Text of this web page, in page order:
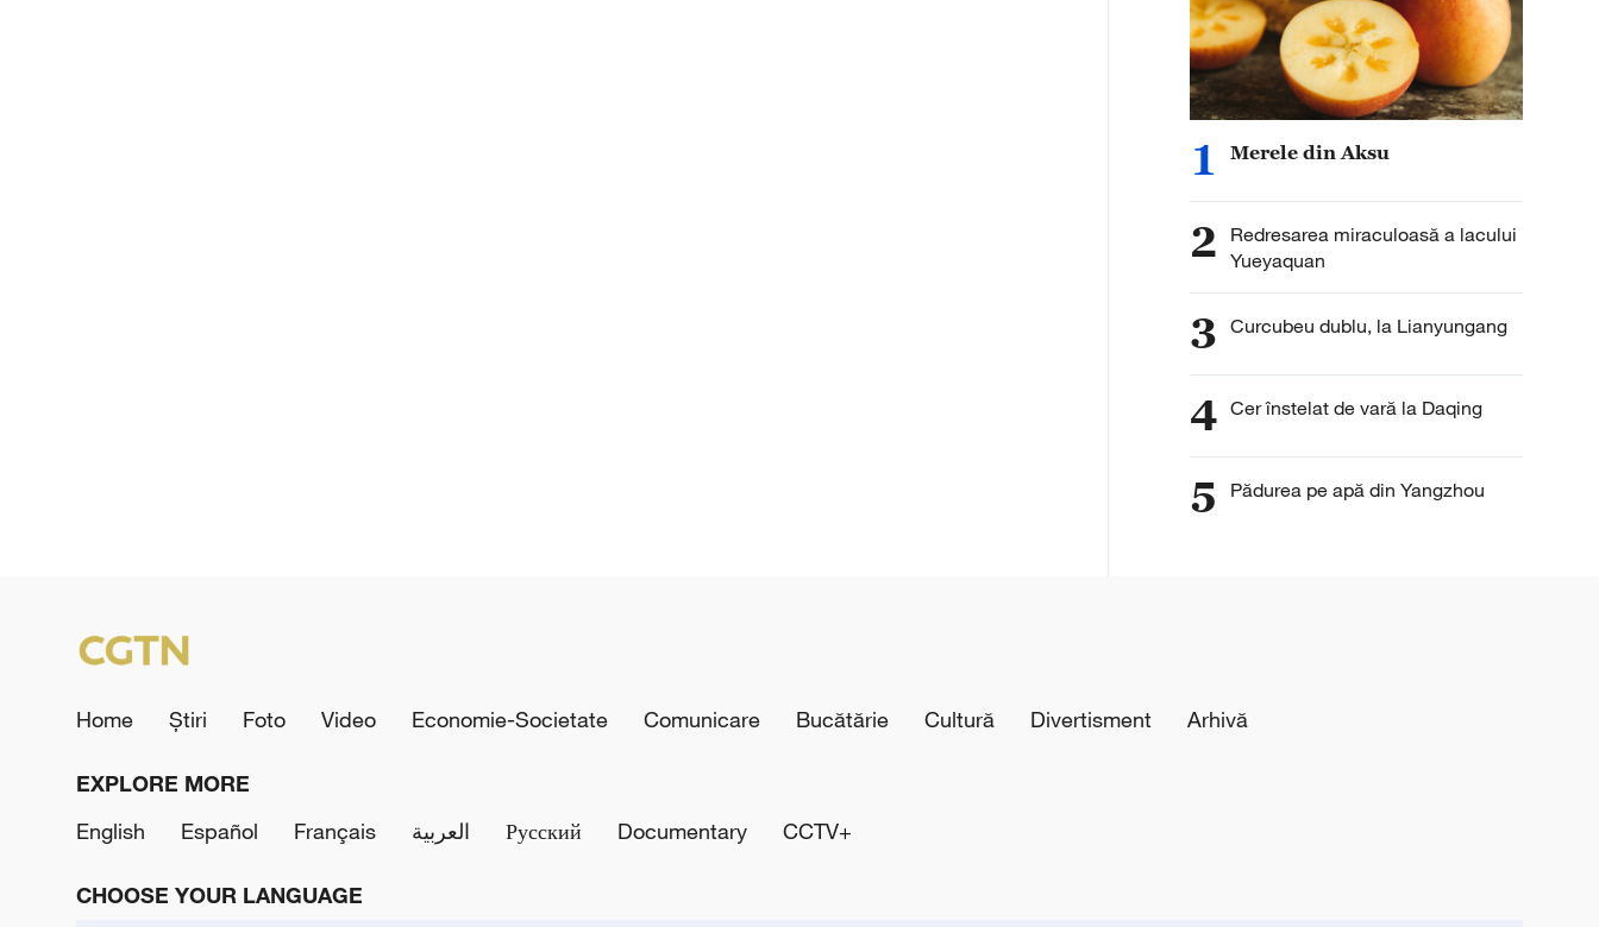
1 Merele din Aksu
2
Redresarea miraculoasă a lacului
Yueyaquan
3 Curcubeu dublu, la Lianyungang
4 Cer înstelat de vară la Daqing
5 Pădurea pe apă din Yangzhou
Home Știri Foto Video Economie-Societate Comunicare Bucătărie Cultură Divertisment Arhivă
EXPLORE MORE
English
Español Français العربية Русский Documentary CCTV+
CHOOSE YOUR LANGUAGE